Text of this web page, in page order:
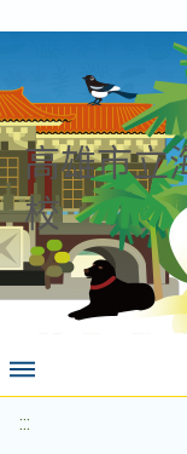
高雄市立
校
:::